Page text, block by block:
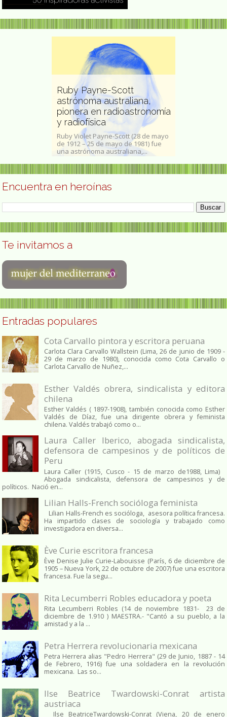
Ruby Payne-Scott
astrónoma australiana,
pionera en radioastronomía
y radiofísica
Ruby Violet Payne-Scott (28 de mayo
de 1912 – 25 de mayo de 1981) fue
una astrónoma australiana,...
Encuentra en heroínas
Te invitamos a
Entradas populares
Cota Carvallo pintora y escritora peruana
Carlota Clara Carvallo Wallstein (Lima, 26 de junio de 1909 -
29 de marzo de 1980), conocida como Cota Carvallo o
Carlota Carvallo de Nuñez,...
Esther Valdés obrera, sindicalista y editora
chilena
Esther Valdés ( 1897-1908), también conocida como Esther
Valdés de Díaz, fue una dirigente obrera y feminista
chilena. Valdés trabajó como o...
Laura Caller Iberico, abogada sindicalista,
defensora de campesinos y de políticos de
Peru
Laura Caller (1915, Cusco - 15 de marzo de1988, Lima)
Abogada sindicalista, defensora de campesinos y de
políticos. Nació en...
Lilian Halls-French socióloga feminista
Lilian Halls-French es socióloga, asesora política francesa.
Ha impartido clases de sociología y trabajado como
investigadora en diversa...
Ève Curie escritora francesa
Ève Denise Julie Curie-Labouisse (París, 6 de diciembre de
1905 – Nueva York, 22 de octubre de 2007) fue una escritora
francesa. Fue la segu...
Rita Lecumberri Robles educadora y poeta
Rita Lecumberri Robles (14 de noviembre 1831- 23 de
diciembre de 1.910 ) MAESTRA.- "Cantó a su pueblo, a la
amistad y a la ...
Petra Herrera revolucionaria mexicana
Petra Herrera alias "Pedro Herrera" (29 de Junio, 1887 - 14
de Febrero, 1916) fue una soldadera en la revolución
mexicana. Las so...
Ilse Beatrice Twardowski-Conrat artista
austriaca
Ilse BeatriceTwardowski-Conrat (Viena, 20 de enero